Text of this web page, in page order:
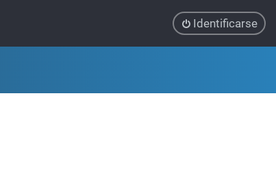
Identificarse